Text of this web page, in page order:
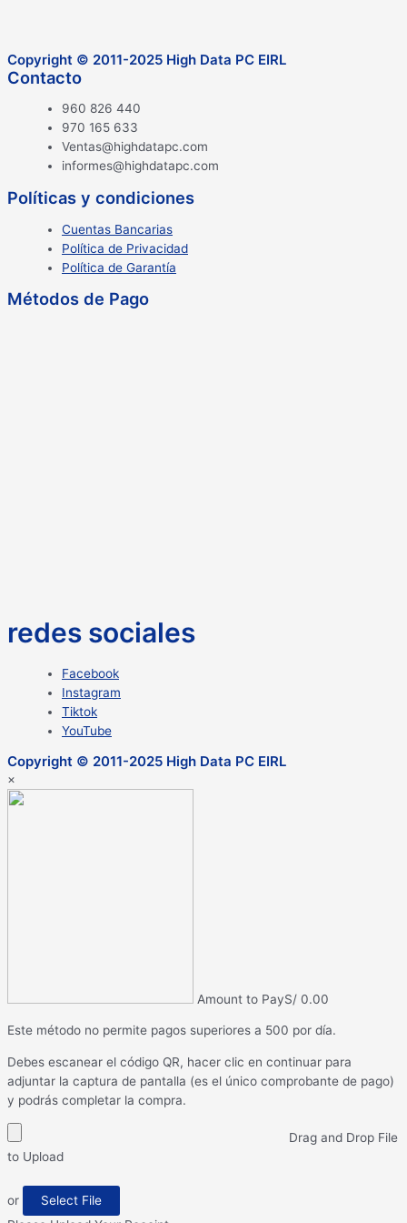
Copyright © 2011-2025 High Data PC EIRL
Contacto
960 826 440
970 165 633
Ventas@highdatapc.com
informes@highdatapc.com
Políticas y condiciones
Cuentas Bancarias
Política de Privacidad
Política de Garantía
Métodos de Pago
redes sociales
Facebook
Instagram
Tiktok
YouTube
Copyright © 2011-2025 High Data PC EIRL
×
Amount to PayS/ 0.00
Este método no permite pagos superiores a 500 por día.
Debes escanear el código QR, hacer clic en continuar para
adjuntar la captura de pantalla (es el único comprobante de pago)
y podrás completar la compra.
Drag and Drop File
to Upload
or
Select File